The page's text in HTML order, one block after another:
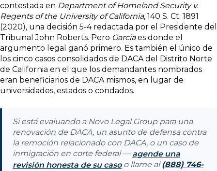
contestada en Department of Homeland Security v.
Regents of the University of California, 140 S. Ct. 1891
(2020), una decisión 5-4 redactada por el Presidente del
Tribunal John Roberts. Pero Garciaes donde el
argumento legal ganó primero. Es también el único de
los cinco casos consolidados de DACA del Distrito Norte
de California en el que los demandantes nombrados
eran beneficiarios de DACA mismos, en lugar de
universidades, estados o condados.
Si está evaluando a Novo Legal Group para una
renovación de DACA, un asunto de defensa contra
la remoción relacionado con DACA, o un caso de
inmigración en corte federal — agende una
revisión honesta de su casoo llame al(888) 746-